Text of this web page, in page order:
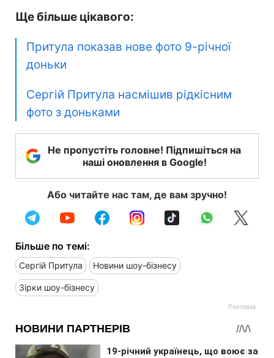
Ще більше цікавого:
Притула показав нове фото 9-річної
доньки
Сергій Притула насмішив рідкісним
фото з доньками
Не пропустіть головне! Підпишіться на
наші оновлення в Google!
Або читайте нас там, де вам зручно!
Більше по темі:
Сергій Притула Новини шоу-бізнесу
Зірки шоу-бізнесу